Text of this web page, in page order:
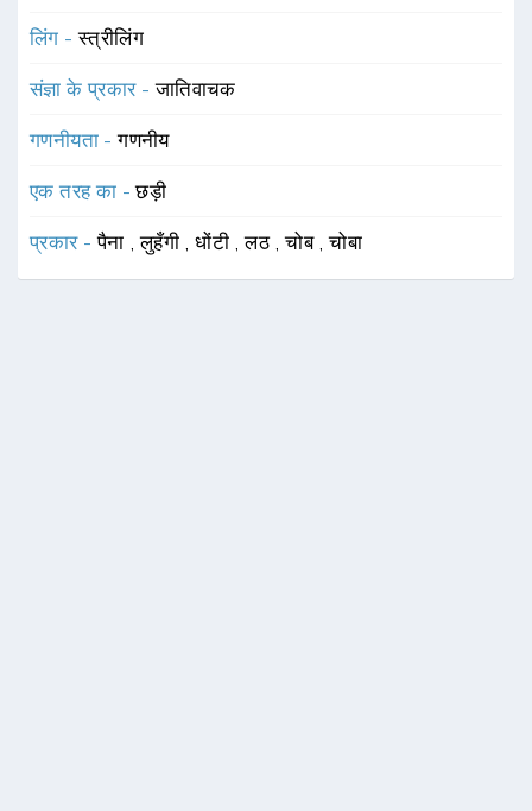
लिंग -स्त्रीलिंग
संज्ञा के प्रकार -जातिवाचक
गणनीयता -गणनीय
एक तरह का -छड़ी
प्रकार -पैना ,लुहँगी ,धोंटी ,लठ ,चोब ,चोबा